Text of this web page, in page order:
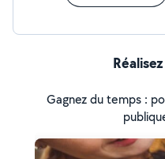
Gagnez du temps :